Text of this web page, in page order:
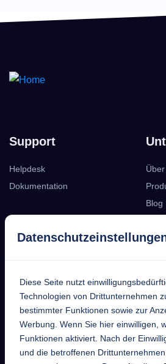
Diese Seite nutzt
Technologien von Drittunternehmen
bestimmter Funktionen sowie zur
Werbung. Wenn Sie hier einwilligen,
Funktionen aktiviert. Nach der
und die betroffenen
Support
Helpdesk
Dokumentation
Blog
EntekSystems
GmbH
Großmannstraße 17
63808 Haibach